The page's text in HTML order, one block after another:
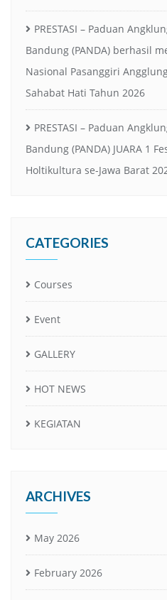
PRESTASI – Paduan
Bandung (PANDA) berhasil
Nasional Pasanggiri
Sahabat Hati Tahun 2026
PRESTASI – Paduan
Bandung (PANDA) JUARA 1
Holtikultura se-Jawa Barat
CATEGORIES
Courses
Event
GALLERY
HOT NEWS
KEGIATAN
ARCHIVES
May 2026
February 2026